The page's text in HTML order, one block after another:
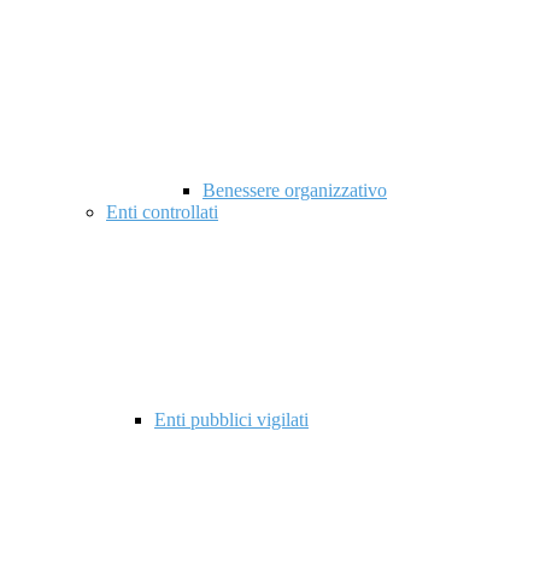
Benessere organizzativo
Enti controllati
Enti pubblici vigilati